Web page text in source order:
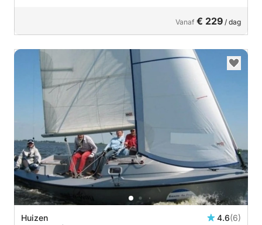
Vanaf € 229 / dag
Huizen 4.6(6)